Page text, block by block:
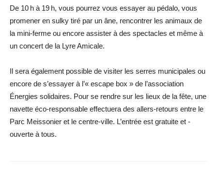
De 10 h à 19 h, vous pourrez vous essayer au pédalo, vous
promener en sulky tiré par un âne, rencontrer les animaux de
la mini-ferme ou encore assister à des spectacles et même à
un concert de la Lyre Amicale.
Il sera également possible de visiter les serres municipales ou
encore de s’essayer à l’« escape box » de l’association
Énergies solidaires. Pour se rendre sur les lieux de la fête, une
navette éco-responsable effectuera des allers-retours entre le
Parc Meissonier et le centre-ville. L’entrée est gratuite et ­
ouverte à tous.